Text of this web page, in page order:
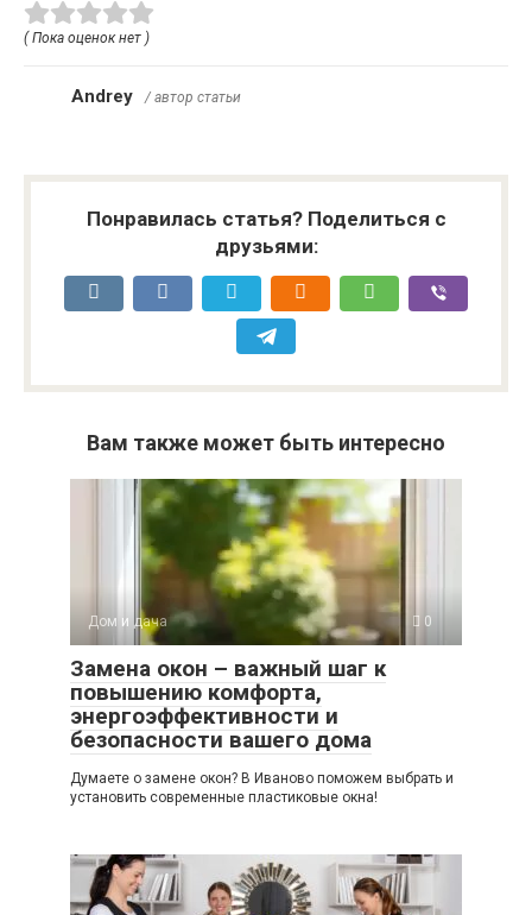
( Пока оценок нет )
Andrey / автор статьи
Понравилась статья? Поделиться с
друзьями:
Вам также может быть интересно
Дом и дача 0
Замена окон – важный шаг к
повышению комфорта,
энергоэффективности и
безопасности вашего дома
Думаете о замене окон? В Иваново поможем выбрать и
установить современные пластиковые окна!